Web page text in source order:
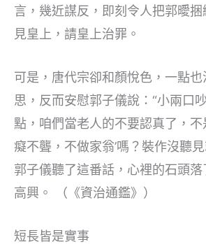
言，幾近謀反，即刻令人把郭曖
見皇上，請皇上治罪。
可是，唐代宗卻和顏悅色，一點
思，反而安慰郭子儀說：“小兩口
點，咱們當老人的不要認真了，不
癡不聾，不做家翁’嗎？裝作沒聽
郭子儀聽了這番話，心裡的石頭
高興。 （《資治通鑑》）
短長皆是實事